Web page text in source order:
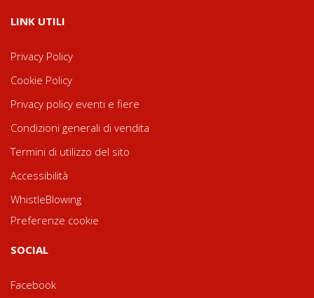
LINK UTILI
Privacy Policy
Cookie Policy
Privacy policy eventi e fiere
Condizioni generali di vendita
Termini di utilizzo del sito
Accessibilità
WhistleBlowing
Preferenze cookie
SOCIAL
Facebook